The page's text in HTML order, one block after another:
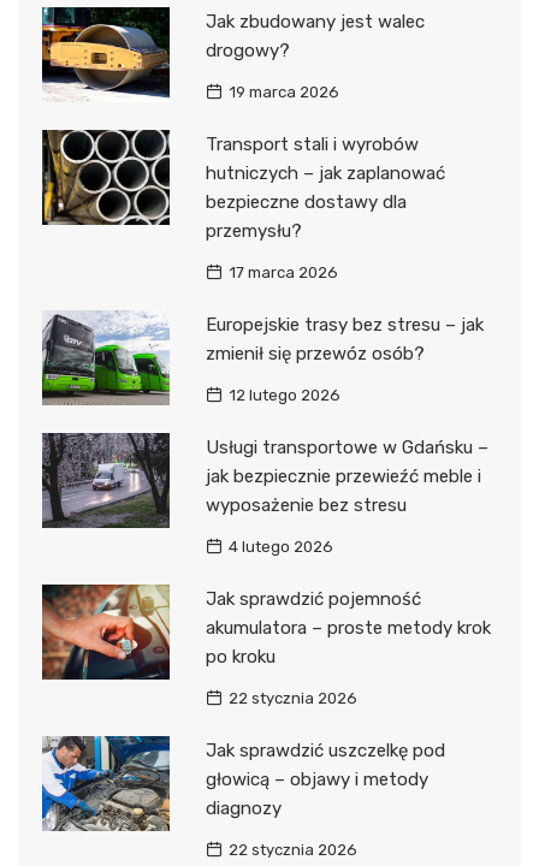
Jak zbudowany jest walec
drogowy?
19 marca 2026
Transport stali i wyrobów
hutniczych – jak zaplanować
bezpieczne dostawy dla
przemysłu?
17 marca 2026
Europejskie trasy bez stresu – jak
zmienił się przewóz osób?
12 lutego 2026
Usługi transportowe w Gdańsku –
jak bezpiecznie przewieźć meble i
wyposażenie bez stresu
4 lutego 2026
Jak sprawdzić pojemność
akumulatora – proste metody krok
po kroku
22 stycznia 2026
Jak sprawdzić uszczelkę pod
głowicą – objawy i metody
diagnozy
22 stycznia 2026